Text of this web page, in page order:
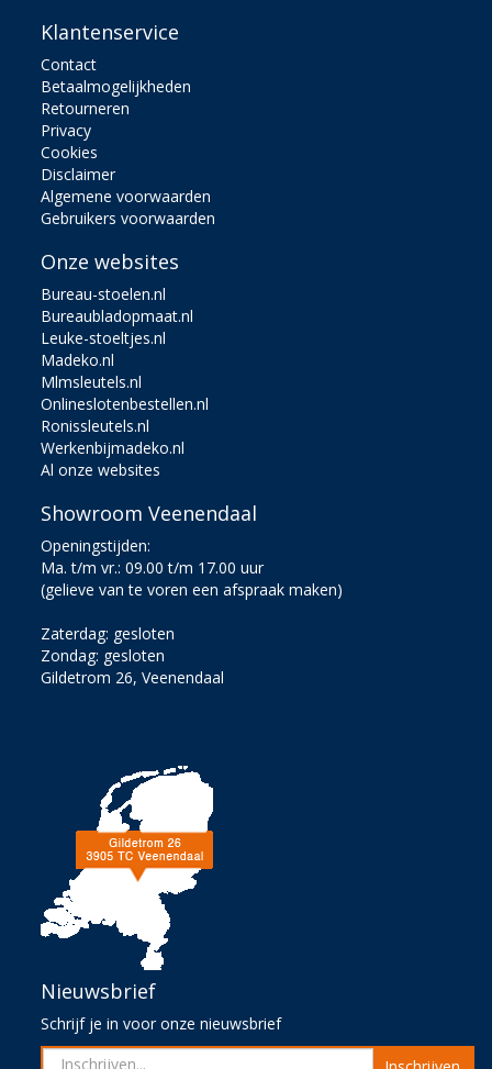
Klantenservice
Contact
Betaalmogelijkheden
Retourneren
Privacy
Cookies
Disclaimer
Algemene voorwaarden
Gebruikers voorwaarden
Onze websites
Bureau-stoelen.nl
Bureaubladopmaat.nl
Leuke-stoeltjes.nl
Madeko.nl
Mlmsleutels.nl
Onlineslotenbestellen.nl
Ronissleutels.nl
Werkenbijmadeko.nl
Al onze websites
Showroom Veenendaal
Openingstijden:
Ma. t/m vr.: 09.00 t/m 17.00 uur
(gelieve van te voren een afspraak maken)
Zaterdag: gesloten
Zondag: gesloten
Gildetrom 26, Veenendaal
Nieuwsbrief
Schrijf je in voor onze nieuwsbrief